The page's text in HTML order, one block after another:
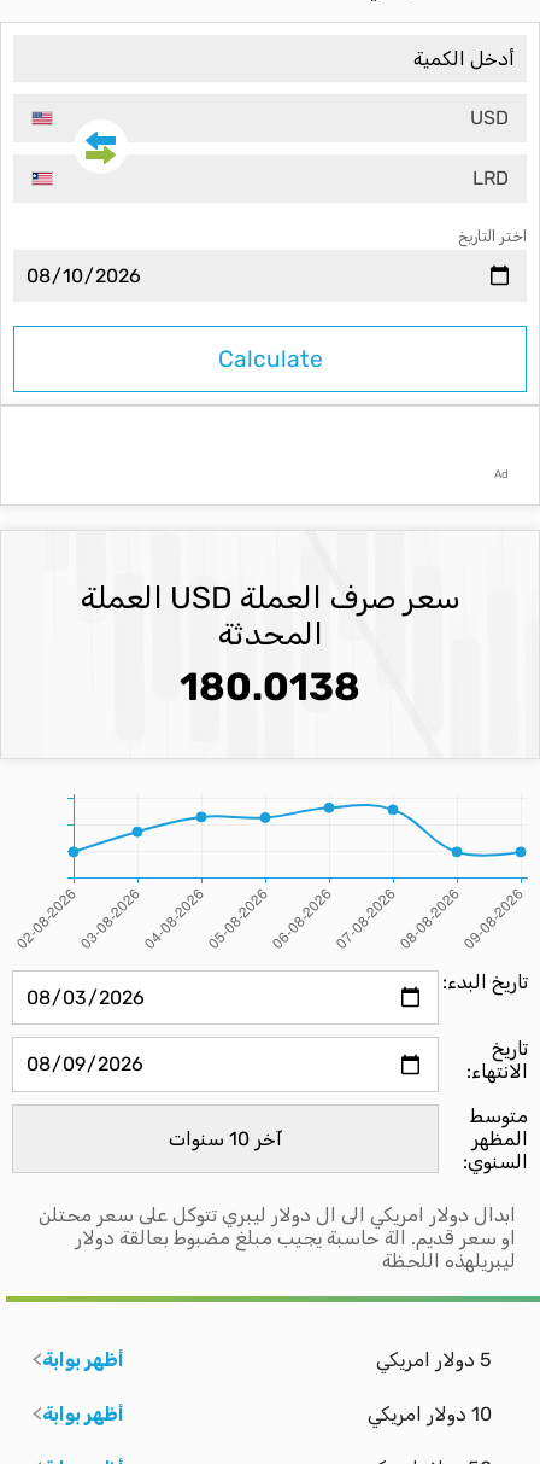
USD
LRD
اختر التاريخ
Ad
سعر صرف العملة USD العملة
المحدثة
180.0138
تاريخ البدء:
تاريخ
الانتهاء:
متوسط ​​
المظهر
السنوي:
ابدال دولار امريكي الى ال دولار ليبري تتوكل على سعر محتلن
او سعر قديم. الة حاسبة يجيب مبلغ مضبوط بعالقة دولار
ليبريلهذه اللحظة
5 دولار امريكي أظهر بوابة
10 دولار امريكي أظهر بوابة